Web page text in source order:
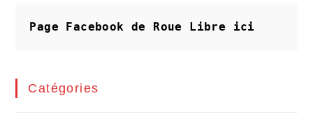
Page Facebook de Roue Libre ici
Catégories